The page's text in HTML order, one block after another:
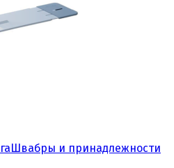
Швабры и принадлежности